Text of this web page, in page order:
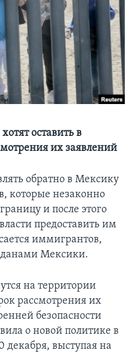
оставить в
их заявлений
обратно в Мексику
которые незаконно
и после этого
предоставить им
иммигрантов,
Мексики.
на территории
рассмотрения их
безопасности
о новой политике в
декабря, выступая на